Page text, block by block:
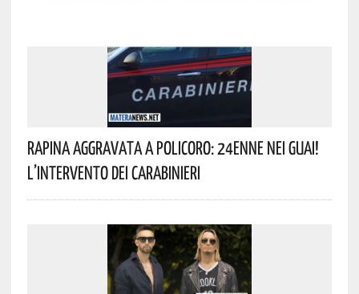
Rapina Aggravata A Policoro: 24enne Nei Guai!
L’intervento Dei Carabinieri